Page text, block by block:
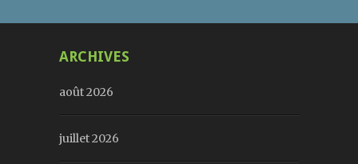
ARCHIVES
août 2026
juillet 2026